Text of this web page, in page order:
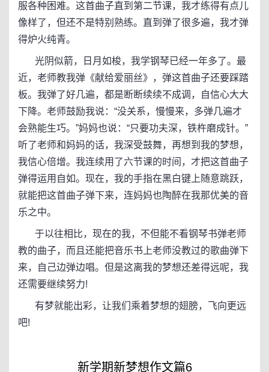
服各种困难。这首曲子直到第二节课，我才练得有点儿
像样了，但还不是特别熟练。直到弹了很多遍，我才弹
得炉火纯青。
光阴似箭，日月如梭，我学钢琴已经一年多了。最
近，老师教我弹《献给爱丽丝》，弹这首曲子还要踩踏
板。我弹了好几遍，都是断断续续不成调，自信心大大
下降。老师鼓励我说：“没关系，慢慢来，多弹几遍才
会熟能生巧。”妈妈也说：“只要功夫深，铁杵磨成针。”
听了老师和妈妈的话，我深受鼓舞，再想到我的梦想，
我信心倍增。我连续用了六节课的时间，才把这首曲子
弹得运用自如。现在，我的手指在黑白键上随意跳跃，
就能把这首曲子弹下来，连妈妈也陶醉在我那优美的音
乐之中。
于以往相比，现在的我，不但能不看钢琴书弹老师
教的曲子，而且还能把音乐书上老师没教过的歌曲弹下
来，自己边弹边唱。但是这离我的梦想还差得远呢，我
还需要继续努力!
有梦就能出彩，让我们乘着梦想的翅膀，飞向更远
吧!
新学期新梦想作文篇6